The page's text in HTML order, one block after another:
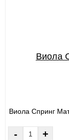
Виола
Виола Спринг
- +